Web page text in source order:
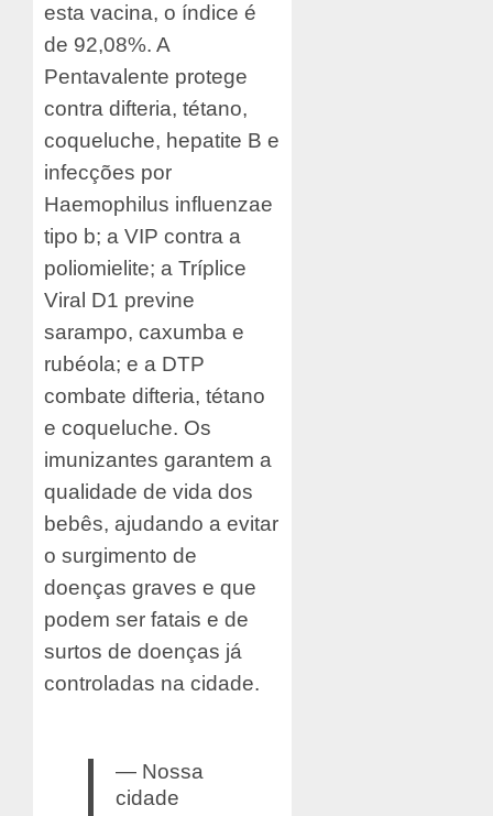
esta vacina, o índice é
de 92,08%. A
Pentavalente protege
contra difteria, tétano,
coqueluche, hepatite B e
infecções por
Haemophilus influenzae
tipo b; a VIP contra a
poliomielite; a Tríplice
Viral D1 previne
sarampo, caxumba e
rubéola; e a DTP
combate difteria, tétano
e coqueluche. Os
imunizantes garantem a
qualidade de vida dos
bebês, ajudando a evitar
o surgimento de
doenças graves e que
podem ser fatais e de
surtos de doenças já
controladas na cidade.
— Nossa
cidade